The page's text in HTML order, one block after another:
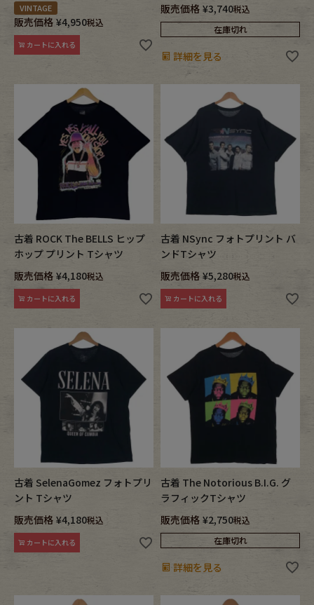
Accessory Shoes
antique goods
Keyring vintage bicycle
FAFATT
VINTAGE
販売価格 ¥4,950税込
カートに入れる
販売価格 ¥3,740税込
在庫切れ
詳細を見る
古着 ROCK The BELLS ヒップ
ホップ プリント Tシャツ
販売価格 ¥4,180税込
カートに入れる
古着 NSync フォトプリント バ
ンドTシャツ
販売価格 ¥5,280税込
カートに入れる
古着 SelenaGomez フォトプリ
ント Tシャツ
販売価格 ¥4,180税込
カートに入れる
古着 The Notorious B.I.G. グ
ラフィックTシャツ
販売価格 ¥2,750税込
在庫切れ
詳細を見る